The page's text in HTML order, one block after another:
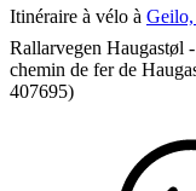
Itinéraire à vélo à
Rallarvegen Haugastøl
chemin de fer de
407695)